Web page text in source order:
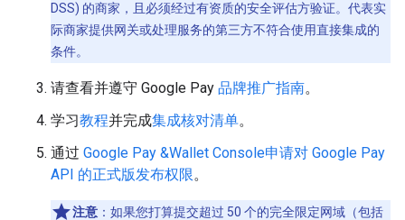
DSS) 的商家，且必须经过有资质的安全评估方验证。代表实
际商家提供网关或处理服务的第三方不符合使用直接集成的
条件。
请查看并遵守 Google Pay 品牌推广指南。
学习教程并完成集成核对清单。
通过 Google Pay &Wallet Console申请对 Google Pay
API 的正式版发布权限。
注意 ：如果您打算提交超过 50 个的完全限定网域（包括